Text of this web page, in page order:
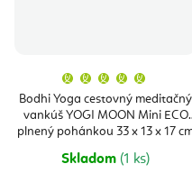
Bodhi Yoga cestovný meditačný
vankúš YOGI MOON Mini ECO
plnený pohánkou 33 x 13 x 17
je
5,0
z
5
Skladom (1 ks)